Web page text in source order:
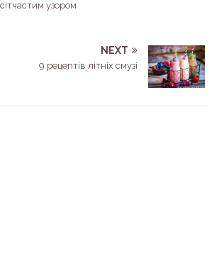
узором
NEXT
9 рецептів літніх смузі